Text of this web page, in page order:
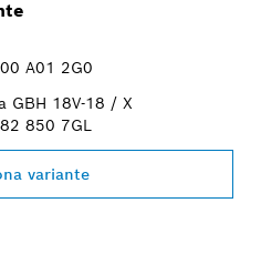
A01 2G0
GBH 18V-18 / X
850 7GL
variante